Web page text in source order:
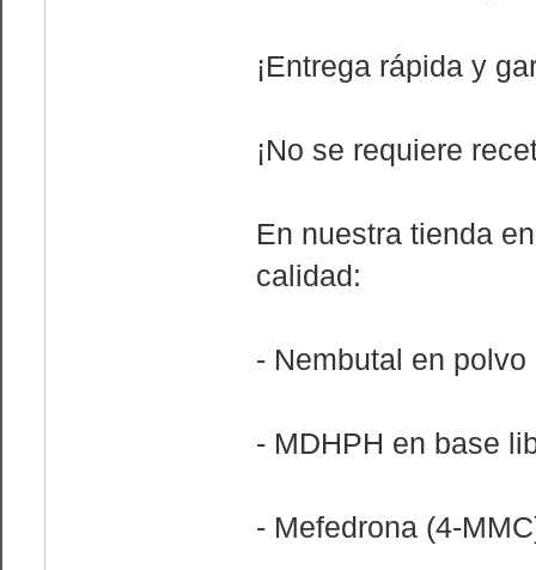
¡Entrega rápida y
¡No se requiere
En nuestra tienda
calidad:
- Nembutal en polvo
- MDHPH en base
- Mefedrona (4-